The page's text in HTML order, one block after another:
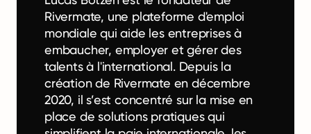
Rivermate, une plateforme d'emploi
mondiale qui aide les entreprises à
embaucher, employer et gérer des
talents à l'international. Depuis la
création de Rivermate en décembre
2020, il s’est concentré sur la mise en
place de solutions pratiques qui